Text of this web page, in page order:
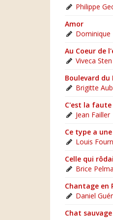
Philippe
Amor
Dominique
Au Coeur de
Viveca Sten
Boulevard du
Brigitte
C'est la faute
Jean Failler
Ce type a
Louis
Celle qui
Brice
Chantage en
Daniel
Chat